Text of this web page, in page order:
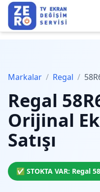
Markalar / Regal /
Regal
Orijinal
Satışı
✅ STOKTA VAR: Regal